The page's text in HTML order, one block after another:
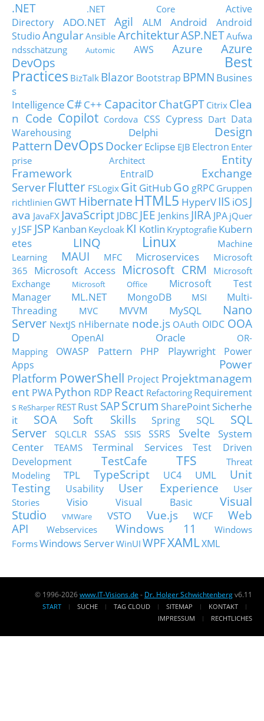
.NET .NET Core
Active
Directory
ADO.NET Agil ALM Android
Android
StudioAngularAnsible ArchitekturASP.NETAufwa
ndsschätzung
Automic AWS Azure
Azure
DevOps
Best
Practices BizTalk Blazor Bootstrap BPMN Busines
s
Intelligence C#C++ CapacitorChatGPT Citrix Clea
n Code Copilot Cordova CSS Cypress Dart Data
Warehousing
Delphi
Design
Pattern DevOps DockerEclipse EJB Electron Enter
prise Architect
Entity
Framework
EntraID
Exchange
Server Flutter FSLogix Git GitHubGo gRPC Gruppen
richtlinien GWT HibernateHTML5 HyperVIIS iOSJ
ava JavaFX JavaScript JDBC JEE Jenkins JIRA JPA jQuer
y JSF JSP Kanban Keycloak KI Kotlin Kryptografie Kubern
etes
LINQ Linux
Machine
Learning
MAUI MFC Microservices
Microsoft
365
Microsoft Access Microsoft CRM
Microsoft
Exchange
Microsoft Office
Microsoft Test
Manager
ML.NET MongoDB MSI
Multi-
Threading
MVC MVVM MySQL
Nano
Server NextJS nHibernate node.js OAuth OIDC OOA
D
OpenAI Oracle
OR-
Mapping
OWASP Pattern PHP Playwright
Power
Apps
Power
Platform PowerShell Project Projektmanagem
ent PWA Python RDP React Refactoring Requirement
s ReSharper RESTRust SAPScrum SharePointSicherhe
it
SOA Soft Skills Spring SQL
SQL
Server
SQLCLR SSAS SSIS SSRS Svelte
System
Center
TEAMS Terminal Services
Test Driven
Development
TestCafe TFS
Threat
Modeling
TPL TypeScript UC4 UML
Unit
Testing
Usability User Experience
User
Stories
Visio Visual Basic
Visual
Studio
VMWare VSTO Vue.js WCF
Web
API
Webservices Windows 11
Windows
FormsWindows ServerWinUI WPFXAMLXML
© 1996-2026www.IT-Visions.de - Dr. Holger Schwichtenbergv6.11
START SUCHE TAG CLOUD SITEMAP
KONTAKT
IMPRESSUM
RECHTLICHES